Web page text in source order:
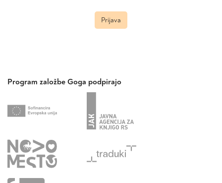
Prijava
Program založbe Goga podpirajo